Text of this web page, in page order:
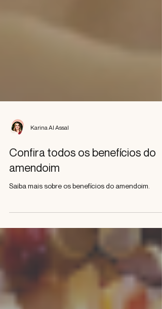
Karina Al Assal
Confira todos os benefícios do
amendoim